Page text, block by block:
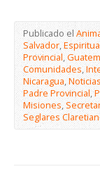
Publicado el
Salvador,
Provincial,
Comunidades,
Nicaragua,
Padre Provincial,
Misiones,
Seglares